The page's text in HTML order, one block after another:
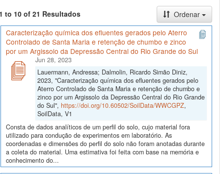
to 10 of 21 Resultados
Ordenar
Caracterização química dos efluentes gerados pelo Aterro
Controlado de Santa Maria e retenção de chumbo e zinco
por um Argissolo da Depressão Central do Rio Grande do Sul
Jun 28, 2023
Lauermann, Andressa; Dalmolin, Ricardo Simão Diniz,
2023, "Caracterização química dos efluentes gerados pelo
Aterro Controlado de Santa Maria e retenção de chumbo e
zinco por um Argissolo da Depressão Central do Rio Grande
do Sul", https://doi.org/10.60502/SoilData/WWCGPZ,
SoilData, V1
Consta de dados analíticos de um perfil do solo, cujo material fora
utilizado para condução de experimentos em laboratório. As
coordenadas e dimensões do perfil do solo não foram anotadas durante
a coleta do material. Uma estimativa foi feita com base na memória e
conhecimento do...